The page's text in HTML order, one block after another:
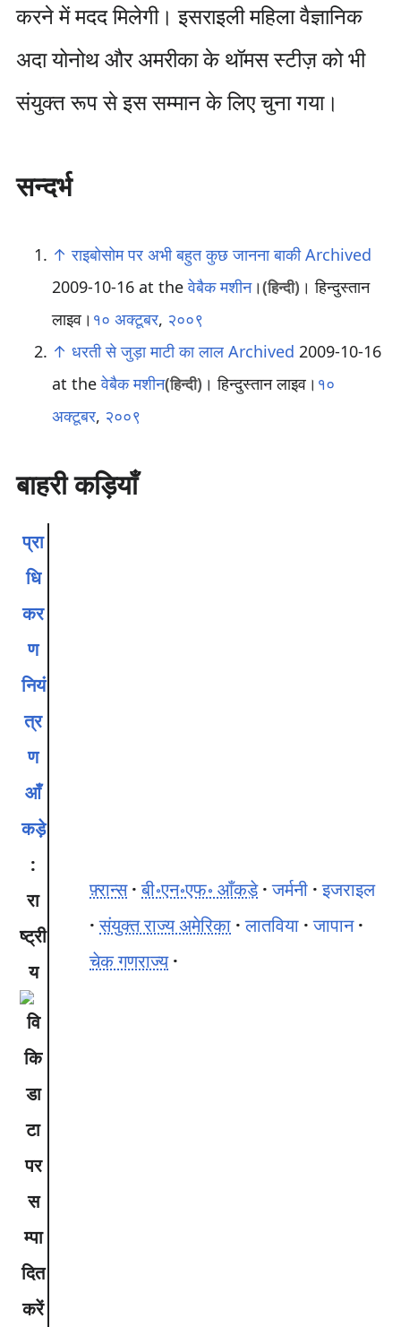
करने में मदद मिलेगी। इसराइली महिला वैज्ञानिक
अदा योनोथ और अमरीका के थॉमस स्टीज़ को भी
संयुक्त रूप से इस सम्मान के लिए चुना गया।
सन्दर्भ
↑ राइबोसोम पर अभी बहुत कुछ जानना बाकी Archived
2009-10-16 at theवेबैक मशीन।(हिन्दी) । हिन्दुस्तान
लाइव। १० अक्टूबर, २००९
↑ धरती से जुड़ा माटी का लाल Archived 2009-10-16
at theवेबैक मशीन(हिन्दी) । हिन्दुस्तान लाइव। १०
अक्टूबर, २००९
बाहरी कड़ियाँ
प्रा
धि
कर
ण
नियं
त्र
ण
आँ
कड़े
:
रा
ष्ट्री
य
फ़्रान्स बी॰एन॰एफ॰ आँकड़े जर्मनी इजराइल
संयुक्त राज्य अमेरिका लातविया जापान
चेक गणराज्य